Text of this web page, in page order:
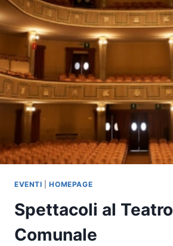
EVENTI |HOMEPAGE
Spettacoli al Teatro
Comunale